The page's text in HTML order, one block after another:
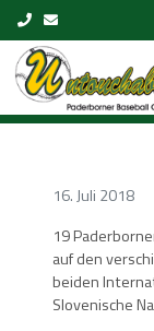
Skip to content
16. Juli 2018
19
auf den
beiden
Slovenische